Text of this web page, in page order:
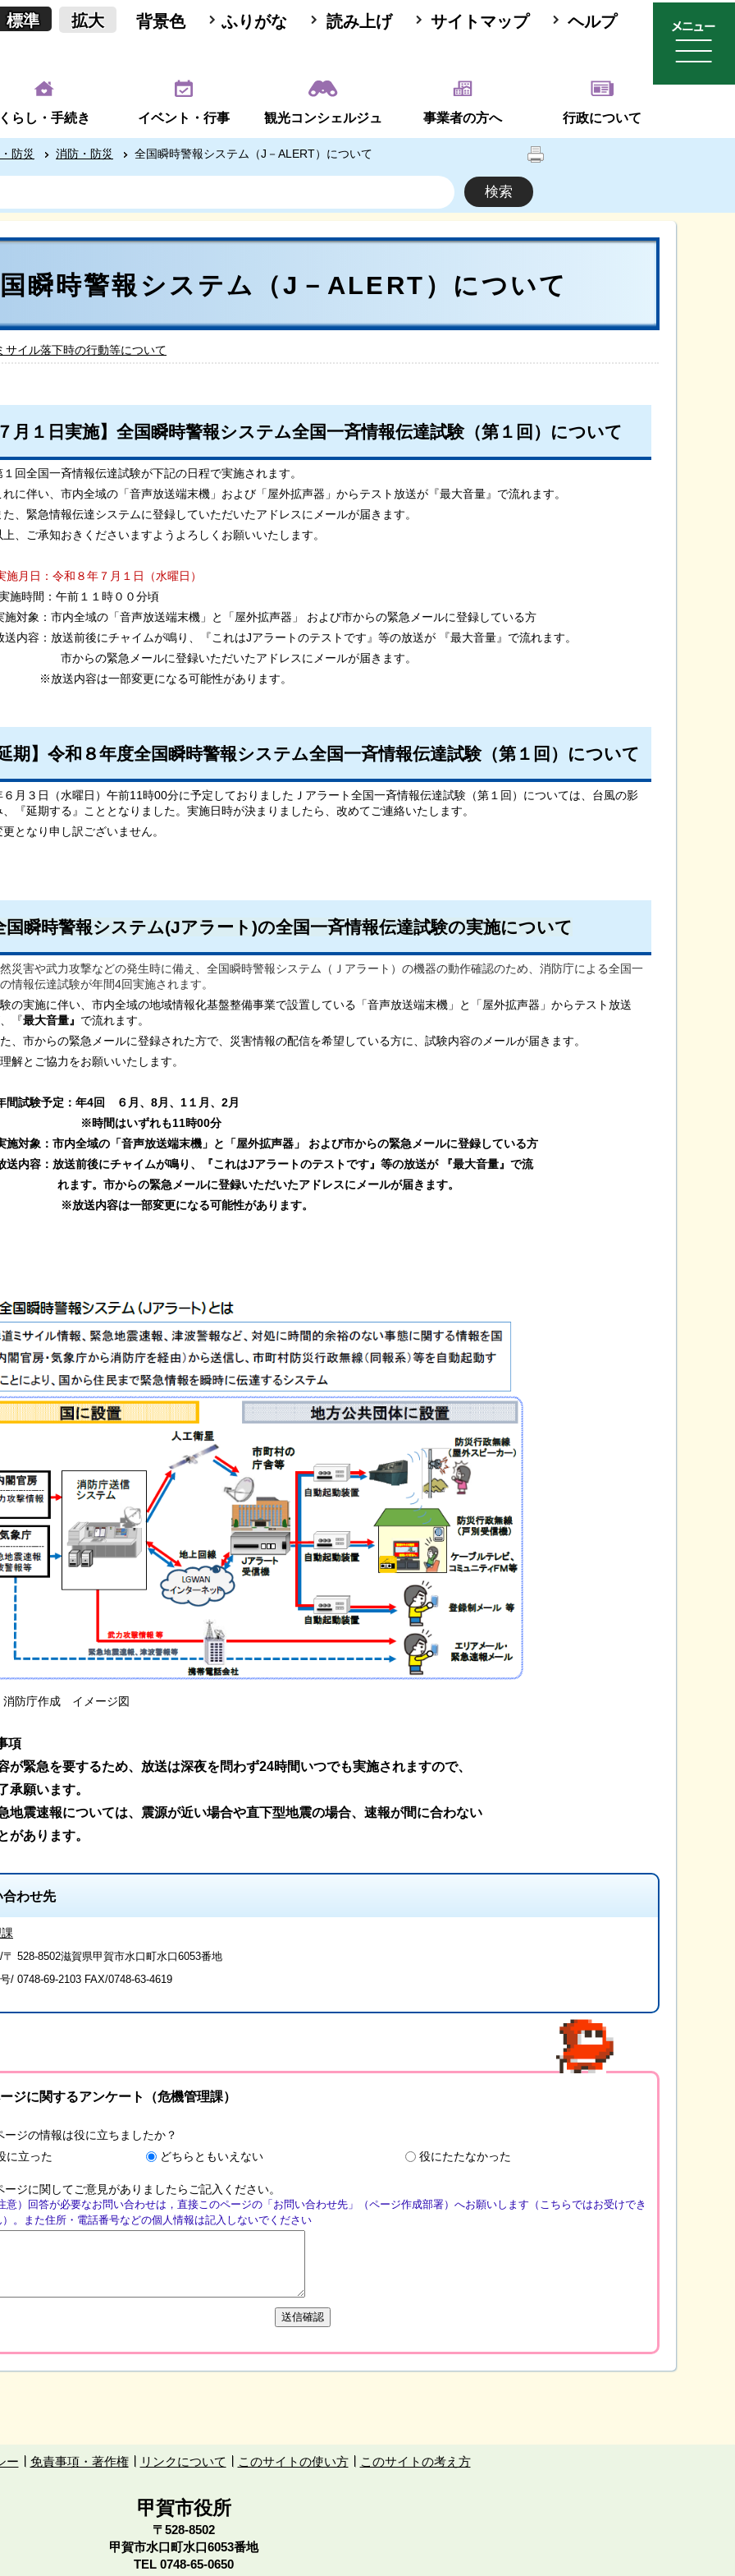
標準 拡大 背景色 ふりがな 読み上げ サイトマップ ヘルプ
らし・手続き イベント・行事 観光コンシェルジュ 事業者の方へ 行政について
防災 消防・防災 全国瞬時警報システム（J－ALERT）について
瞬時警報システム（J－ALERT）について
サイル落下時の行動等について
月１日実施】全国瞬時警報システム全国一斉情報伝達試験（第１回）について
国一斉情報伝達試験が下記の日程で実施されます。
い、市内全域の「音声放送端末機」および「屋外拡声器」からテスト放送が『最大音量』で流れます。
急情報伝達システムに登録していただいたアドレスにメールが届きます。
承知おきくださいますようよろしくお願いいたします。
施月日：令和８年７ 月１日（水曜日）
間：午前１１時００分頃
：市内全域の「音声放送端末機」と「屋外拡声器」 および市からの緊急メールに登録している方
：放送前後にチャイムが鳴り、『これはJアラートのテストです』等の放送が 『最大音量』で流れます。
緊急メールに登録いただいたアドレスにメールが届きます。
容は一部変更になる可能性があります。
期】令和８年度全国瞬時警報システム全国一斉情報伝達試験（第１回）について
６月３日（水曜日）午前11時00分に予定しておりましたＪアラート全国一斉情報伝達試験（第１回）については、台風の影
『延期する』こととなりました。実施日時が決まりましたら、改めてご連絡いたします。
となり申し訳ございません。
国瞬時警報システム(Jアラート)の全国一斉情報伝達試験の実施について
災害や武力攻撃などの発生時に備え、全国瞬時警報システム（Ｊアラート）の機器の動作確認のため、消防庁による全国一
情報伝達試験が年間4回実施されます。
の実施に伴い、市内全域の地域情報化基盤整備事業で設置している「音声放送端末機」と「屋外拡声器」からテスト放送
『最大音量』 で流れます。
、市からの緊急メールに登録された方で、災害情報の配信を希望している方に、試験内容のメールが届きます。
解とご協力をお願いいたします。
間試験予定：年4回 ６月、8月、 1１月、2月
間はいずれも11時00分
施対象： 市内全域の「音声放送端末機」と「屋外拡声器」 および市からの緊急メールに登録している方
送内容： 放送前後にチャイムが鳴り、『これはJアラートのテストです』等の放送が 『最大音量』で流
ます。 市からの緊急メールに登録いただいたアドレスにメールが届きます。
※放送内容は一部変更になる可能性があります。
防庁作成 イメージ図
項
緊急を要するため、放送は深夜を問わず24時間いつでも実施されますので、
願います。
震速報については、震源が近い場合や直下型地震の場合、速報が間に合わない
あります。
合わせ先
〒 528-8502滋賀県甲賀市水口町水口6053番地
/ 0748-69-2103 FAX/0748-63-4619
ジに関するアンケート（危機管理課）
ージの情報は役に立ちましたか？
に立った
どちらともいえない 役にたたなかった
ージに関してご意見がありましたらご記入ください。
意）回答が必要なお問い合わせは，直接このページの「お問い合わせ先」（ページ作成部署）へお願いします（こちらではお受けでき
）。また住所・電話番号などの個人情報は記入しないでください
ー 免責事項・著作権 リンクについて このサイトの使い方 このサイトの考え方
甲賀市役所
〒528-8502
甲賀市水口町水口6053番地
TEL 0748-65-0650